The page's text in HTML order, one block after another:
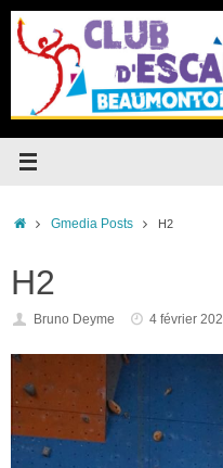
Passer
contenu
Accueil
Gmedia Posts H2
H2
Bruno Deyme 4 février